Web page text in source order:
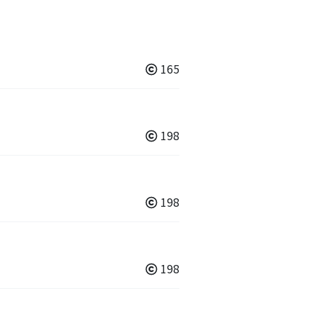
165
198
198
198